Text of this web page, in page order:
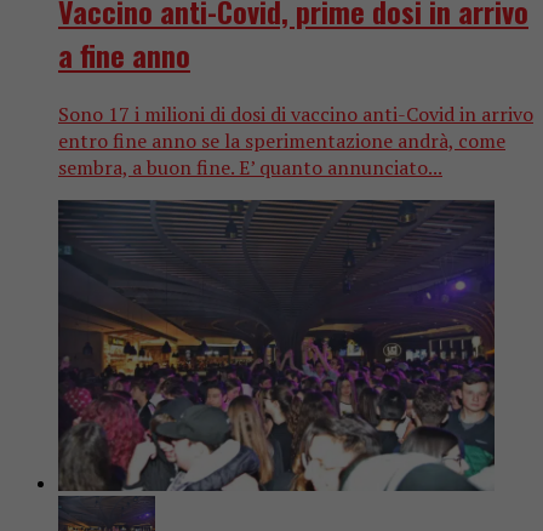
Vaccino anti-Covid, prime dosi in arrivo
a fine anno
Sono 17 i milioni di dosi di vaccino anti-Covid in arrivo
entro fine anno se la sperimentazione andrà, come
sembra, a buon fine. E’ quanto annunciato...